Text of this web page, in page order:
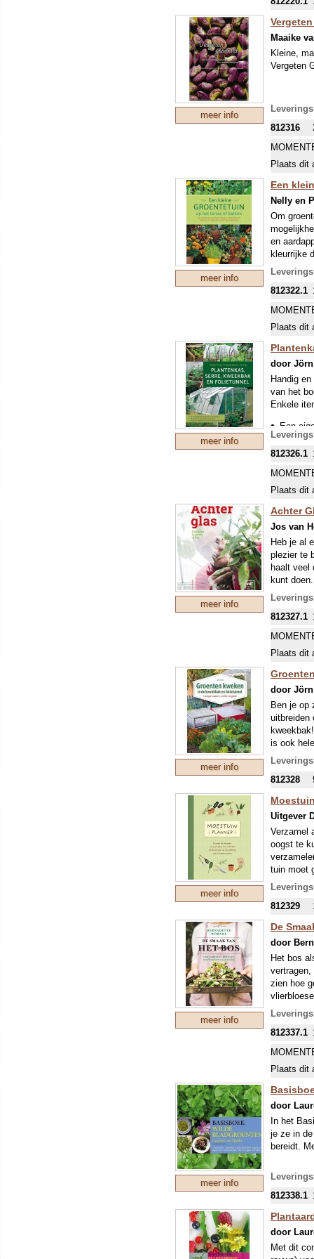
meer info
Maaike
Kleine,
Vergeten
812316
Plaats dit
meer info
Een
Nelly en
Om
en
kleurrijke
welke
de
groenten
het
812322.1
Plaats dit
meer info
door
Handig
van het
Enkele
Een
Bouw
De
Zo’n
812326.1
Plaats dit
meer info
Achter
Jos van
Heb je al
plezier te
haalt veel
kunt
klassieke
houden?
812327.1
Plaats dit
meer info
door
Ben je op
uitbreiden
is ook
informatie
a) De
geven en
kweekbak
c) Met
kweekbak
d) De
en
812328
meer info
Uitgever
Verzamel
oogst te
tuin moet
Houd
er
812329
meer info
De
door
Het bos
vertragen,
zien hoe
Zo geniet
planten
nog
unieke
kruiden
planten in
812337.1
Plaats dit
meer info
door
In het
je ze in
bereidt.
De 65
Met 176
handboek
Wilde
landbouw
uitleg
812338.1
door
Met dit